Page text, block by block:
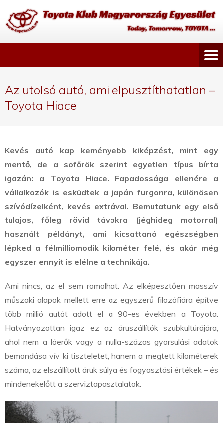
Az utolsó autó, ami elpusztíthatatlan –
Toyota Hiace
Kevés autó kap keményebb kiképzést, mint egy
mentő, de a sofőrök szerint egyetlen típus bírta
igazán: a Toyota Hiace. Fapadossága ellenére a
vállalkozók is esküdtek a japán furgonra, különösen
szívódízelként, kevés extrával. Bemutatunk egy első
tulajos, főleg rövid távokra (jéghideg motorral)
használt példányt, ami kicsattanó egészségben
lépked a félmilliomodik kilométer felé, és akár még
egyszer ennyit is elélne a technikája.
Ami nincs, az el sem romolhat. Az elképesztően masszív
műszaki alapok mellett erre az egyszerű filozófiára építve
több millió autót adott el a 90-es években a Toyota.
Hatványozottan igaz ez az áruszállítók szubkultúrájára,
ahol nem a lóerők vagy a nulla-százas gyorsulási adatok
bemondása vív ki tiszteletet, hanem a megtett kilométerek
száma, az elszállított áruk súlya és fogyasztási értékek – és
mindenekelőtt a szerviztapasztalatok.